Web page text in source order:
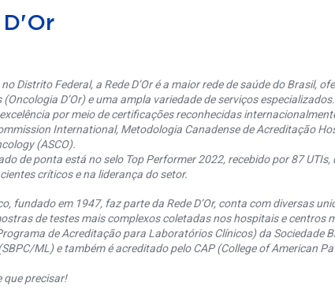
D'Or
Distrito Federal, a Rede D’Or é a maior rede de saúde do Brasil,
D’Or) e uma ampla variedade de serviços especializados.
por meio de certificações reconhecidas
International, Metodologia Canadense de Acreditação
(ASCO).
de ponta está no selo Top Performer 2022, recebido por 87 UTIs,
críticos e na liderança do setor.
fundado em 1947, faz parte da Rede D’Or, conta com diversas
de testes mais complexos coletadas nos hospitais e centros
de Acreditação para Laboratórios Clínicos) da Sociedade
ML) e também é acreditado pelo CAP (College of American
que precisar!